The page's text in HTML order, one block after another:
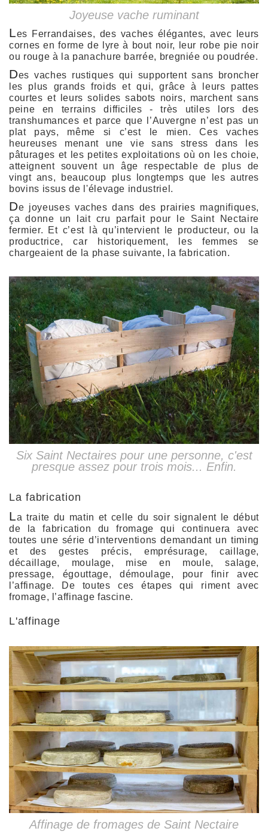
Joyeuse vache ruminant
Les Ferrandaises, des vaches élégantes, avec leurs
cornes en forme de lyre à bout noir, leur robe pie noir
ou rouge à la panachure barrée, bregniée ou poudrée.
Des vaches rustiques qui supportent sans broncher
les plus grands froids et qui, grâce à leurs pattes
courtes et leurs solides sabots noirs, marchent sans
peine en terrains difficiles - très utiles lors des
transhumances et parce que l’Auvergne n’est pas un
plat pays, même si c’est le mien. Ces vaches
heureuses menant une vie sans stress dans les
pâturages et les petites exploitations où on les choie,
atteignent souvent un âge respectable de plus de
vingt ans, beaucoup plus longtemps que les autres
bovins issus de l'élevage industriel.
De joyeuses vaches dans des prairies magnifiques,
ça donne un lait cru parfait pour le Saint Nectaire
fermier. Et c’est là qu’intervient le producteur, ou la
productrice, car historiquement, les femmes se
chargeaient de la phase suivante, la fabrication.
Six Saint Nectaires pour une personne, c'est
presque assez pour trois mois... Enfin.
La fabrication
La traite du matin et celle du soir signalent le début
de la fabrication du fromage qui continuera avec
toutes une série d’interventions demandant un timing
et des gestes précis, emprésurage, caillage,
décaillage, moulage, mise en moule, salage,
pressage, égouttage, démoulage, pour finir avec
l’affinage. De toutes ces étapes qui riment avec
fromage, l’affinage fascine.
L'affinage
Affinage de fromages de Saint Nectaire